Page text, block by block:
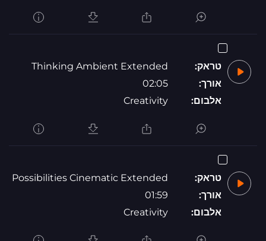
טראק:
Thinking Ambient Extended
אורך:
02:05
אלבום:
Creativity
טראק:
Possibilities Cinematic Extended
אורך:
01:59
אלבום:
Creativity